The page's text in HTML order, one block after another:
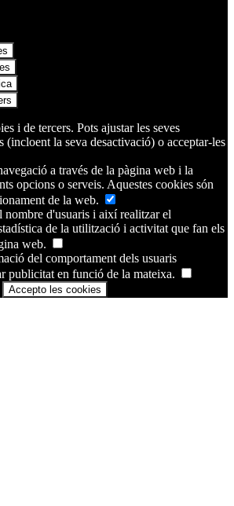
i de tercers. Pots ajustar les seves
(incloent la seva desactivació) o acceptar-les
a través de la pàgina web i la
opcions o serveis. Aquestes cookies són
de la web.
nombre d'usuaris i així realitzar el
de la utilització i activitat que fan els
web.
del comportament dels usuaris
publicitat en funció de la mateixa.
Accepto les cookies